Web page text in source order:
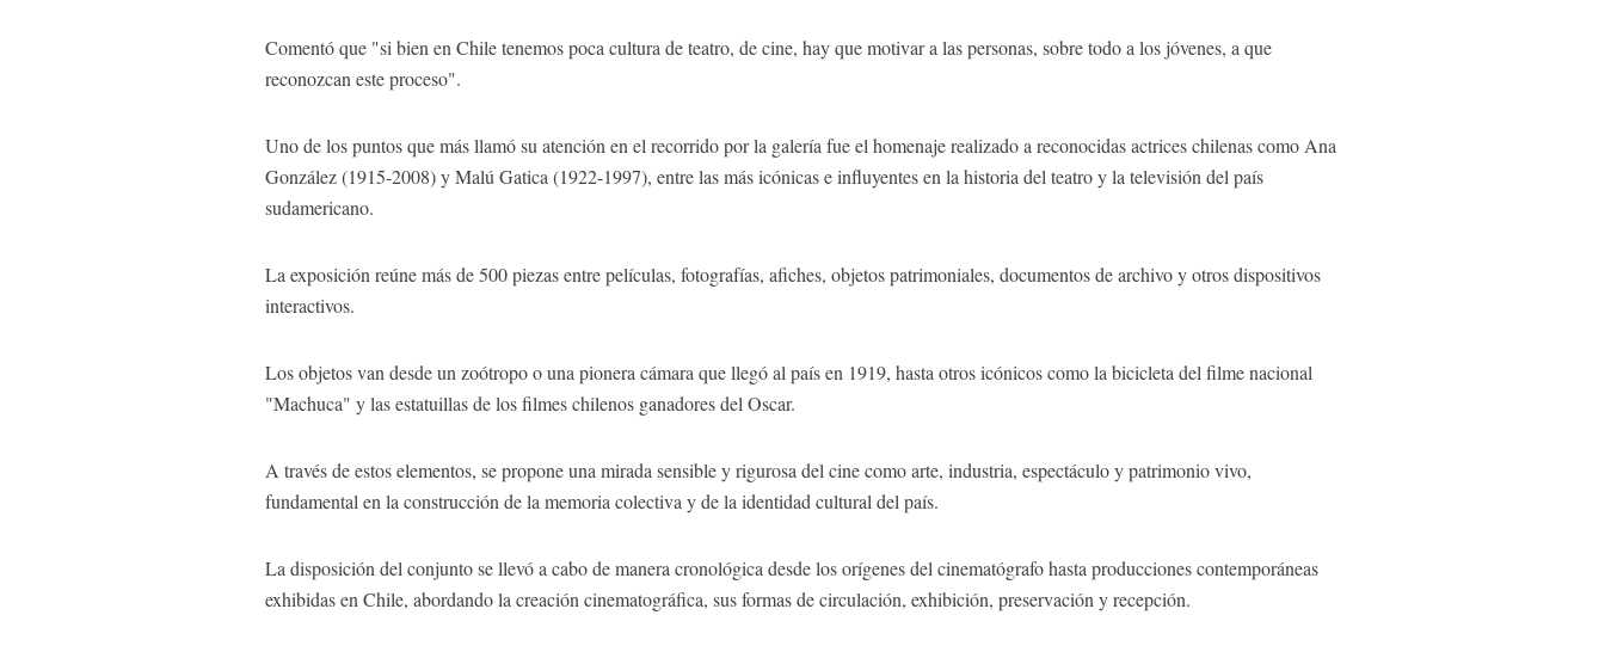
Comentó que "si bien en Chile tenemos poca cultura de teatro, de cine, hay que motivar a las personas, sobre todo a los jóvenes, a que
reconozcan este proceso".
Uno de los puntos que más llamó su atención en el recorrido por la galería fue el homenaje realizado a reconocidas actrices chilenas como Ana
González (1915-2008) y Malú Gatica (1922-1997), entre las más icónicas e influyentes en la historia del teatro y la televisión del país
sudamericano.
La exposición reúne más de 500 piezas entre películas, fotografías, afiches, objetos patrimoniales, documentos de archivo y otros dispositivos
interactivos.
Los objetos van desde un zoótropo o una pionera cámara que llegó al país en 1919, hasta otros icónicos como la bicicleta del filme nacional
"Machuca" y las estatuillas de los filmes chilenos ganadores del Oscar.
A través de estos elementos, se propone una mirada sensible y rigurosa del cine como arte, industria, espectáculo y patrimonio vivo,
fundamental en la construcción de la memoria colectiva y de la identidad cultural del país.
La disposición del conjunto se llevó a cabo de manera cronológica desde los orígenes del cinematógrafo hasta producciones contemporáneas
exhibidas en Chile, abordando la creación cinematográfica, sus formas de circulación, exhibición, preservación y recepción.